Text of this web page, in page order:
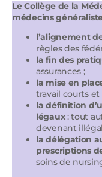
Le Collège de la
médecins
l’alignement
règles des
la fin des
assurances ;
la mise en
travail courts
la définition
légaux: tout
devenant
la délégation
prescriptions
soins de